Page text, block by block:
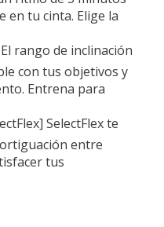
en tu cinta. Elige la
rango de inclinación
con tus objetivos y
Entrena para
SelectFlex te
entre
tus